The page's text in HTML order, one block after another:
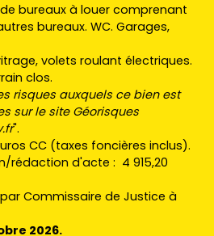
bureaux à louer comprenant
bureaux. WC. Garages,
volets roulant électriques.
clos.
risques auxquels ce bien est
sur le site Géorisques
".
CC (taxes foncières inclus).
rédaction d'acte : 4 915,20
Commissaire de Justice à
2026.